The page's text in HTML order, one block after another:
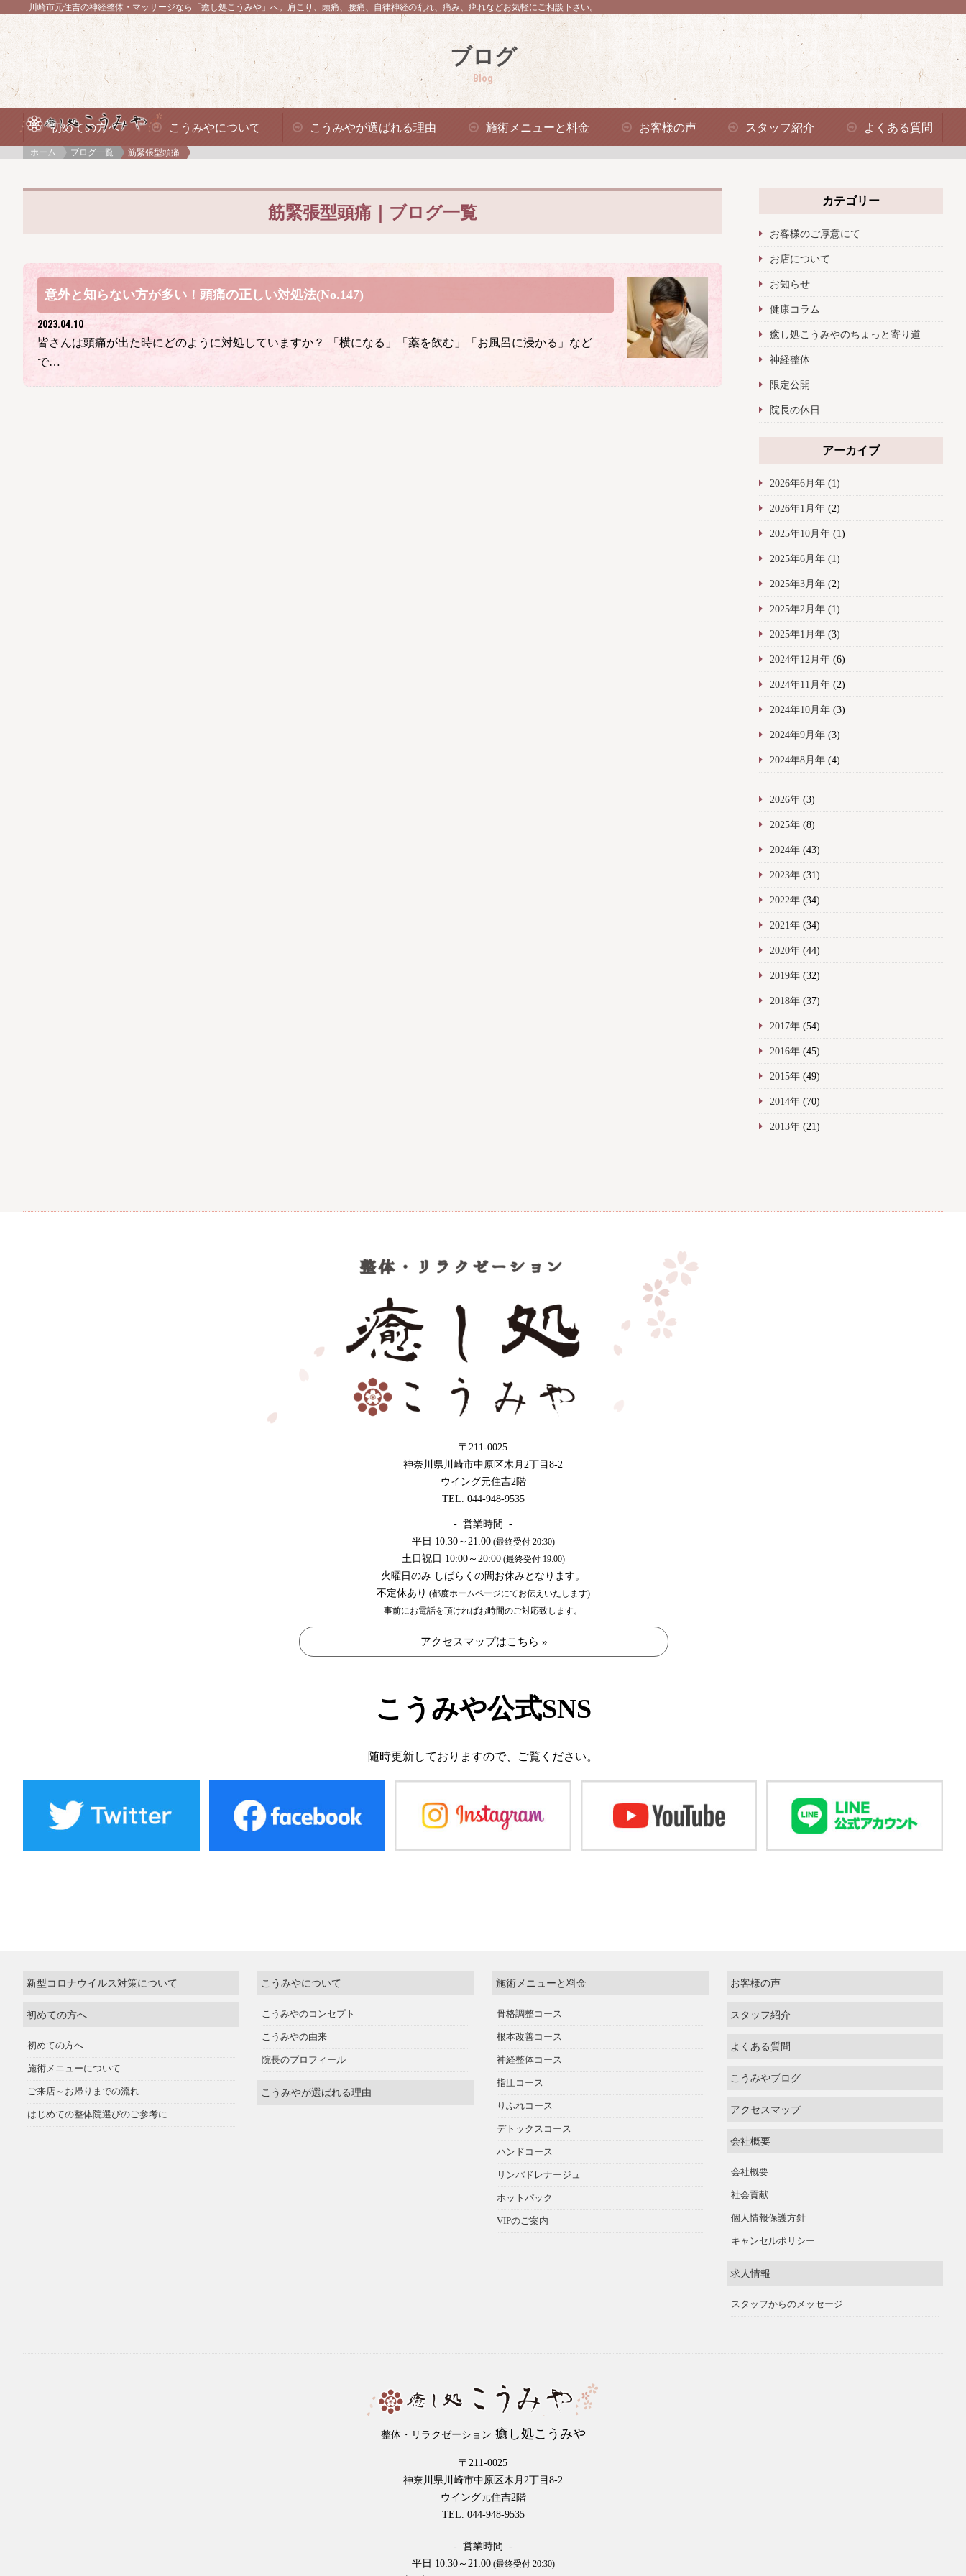
川崎市元住吉の神経整体・マッサージなら「癒し処こうみや」へ。 肩こり、頭痛、腰痛、自律神経の乱れ、痛み、痺れなどお気軽にご相談下さい。
ブログ
Blog
初めての方へ こうみやについて こうみやが選ばれる理由 施術メニューと料金 お客様の声 スタッフ紹介 よくある質問
ホーム ブログ一覧 筋緊張型頭痛
筋緊張型頭痛｜ブログ一覧
意外と知らない方が多い！頭痛の正しい対処法(No.147)
2023.04.10
皆さんは頭痛が出た時にどのように対処していますか？ 「横になる」「薬を飲む」「お風呂に浸かる」など
で…
カテゴリー
お客様のご厚意にて
お店について
お知らせ
健康コラム
癒し処こうみやのちょっと寄り道
神経整体
限定公開
院長の休日
アーカイブ
2026年6月年(1)
2026年1月年(2)
2025年10月年(1)
2025年6月年(1)
2025年3月年(2)
2025年2月年(1)
2025年1月年(3)
2024年12月年(6)
2024年11月年(2)
2024年10月年(3)
2024年9月年(3)
2024年8月年(4)
2026年(3)
2025年(8)
2024年(43)
2023年(31)
2022年(34)
2021年(34)
2020年(44)
2019年(32)
2018年(37)
2017年(54)
2016年(45)
2015年(49)
2014年(70)
2013年(21)
〒211-0025
神奈川県川崎市中原区木月2丁目8-2
ウイング元住吉2階
TEL. 044-948-9535
- 営業時間 -
平日 10:30～21:00(最終受付 20:30)
土日祝日 10:00～20:00(最終受付 19:00)
火曜日のみ しばらくの間お休みとなります。
不定休あり (都度ホームページにてお伝えいたします)
事前にお電話を頂ければお時間のご対応致します。
アクセスマップはこちら »
こうみや公式SNS
随時更新しておりますので、 ご覧ください。
新型コロナウイルス対策について
初めての方へ
初めての方へ
施術メニューについて
ご来店～お帰りまでの流れ
はじめての整体院選びのご参考に
こうみやについて
こうみやのコンセプト
こうみやの由来
院長のプロフィール
こうみやが選ばれる理由
施術メニューと料金
骨格調整コース
根本改善コース
神経整体コース
指圧コース
りふれコース
デトックスコース
ハンドコース
リンパドレナージュ
ホットパック
VIPのご案内
お客様の声
スタッフ紹介
よくある質問
こうみやブログ
アクセスマップ
会社概要
会社概要
社会貢献
個人情報保護方針
キャンセルポリシー
求人情報
スタッフからのメッセージ
整体・リラクゼーション 癒し処こうみや
〒211-0025
神奈川県川崎市中原区木月2丁目8-2
ウイング元住吉2階
TEL. 044-948-9535
- 営業時間 -
平日 10:30～21:00(最終受付 20:30)